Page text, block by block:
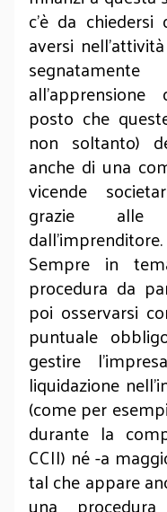
c’è da
aversi
posto che
non soltanto)
anche di una
vicende
grazie alle
dall’imprenditore.
Sempre in
procedura da
poi osservarsi
puntuale
gestire
liquidazione
(come per
durante la
CCII) né -a
tal che appare